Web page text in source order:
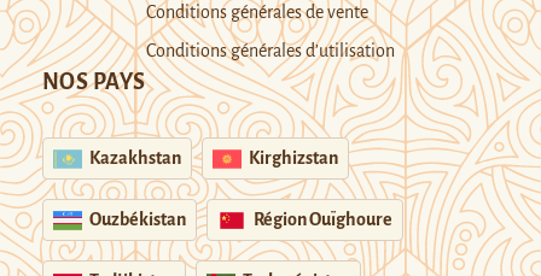
Conditions générales de vente
Conditions générales d’utilisation
NOS PAYS
Kazakhstan Kirghizstan
Ouzbékistan Région Ouïghoure